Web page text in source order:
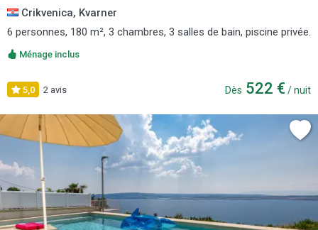
Crikvenica, Kvarner
6 personnes, 180 m², 3 chambres, 3 salles de bain, piscine privée.
Ménage inclus
5,0 2 avis Dès 522 € / nuit